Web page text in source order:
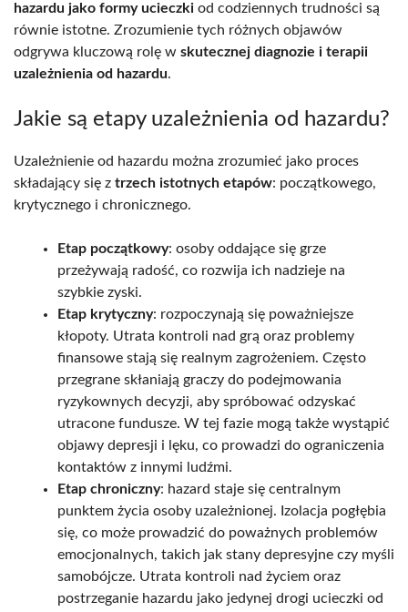
hazardu jako formy ucieczki od codziennych trudności są
równie istotne. Zrozumienie tych różnych objawów
odgrywa kluczową rolę w skutecznej diagnozie i terapii
uzależnienia od hazardu.
Jakie są etapy uzależnienia od hazardu?
Uzależnienie od hazardu można zrozumieć jako proces
składający się z trzech istotnych etapów: początkowego,
krytycznego i chronicznego.
Etap początkowy: osoby oddające się grze
przeżywają radość, co rozwija ich nadzieje na
szybkie zyski.
Etap krytyczny: rozpoczynają się poważniejsze
kłopoty. Utrata kontroli nad grą oraz problemy
finansowe stają się realnym zagrożeniem. Często
przegrane skłaniają graczy do podejmowania
ryzykownych decyzji, aby spróbować odzyskać
utracone fundusze. W tej fazie mogą także wystąpić
objawy depresji i lęku, co prowadzi do ograniczenia
kontaktów z innymi ludźmi.
Etap chroniczny: hazard staje się centralnym
punktem życia osoby uzależnionej. Izolacja pogłębia
się, co może prowadzić do poważnych problemów
emocjonalnych, takich jak stany depresyjne czy myśli
samobójcze. Utrata kontroli nad życiem oraz
postrzeganie hazardu jako jedynej drogi ucieczki od